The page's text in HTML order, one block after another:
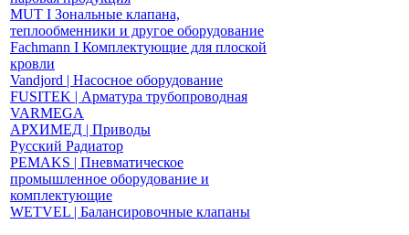
MUT І Зональные клапана,
теплообменники и другое оборудование
Fachmann І Комплектующие для плоской
кровли
Vandjord | Насосное оборудование
FUSITEK | Арматура трубопроводная
VARMEGA
АРХИМЕД | Приводы
Русский Радиатор
PEMAKS | Пневматическое
промышленное оборудование и
комплектующие
WETVEL | Балансировочные клапаны